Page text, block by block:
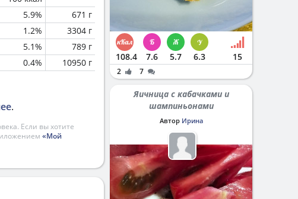
5.9%
671 г
1.2%
3304 г
5.1%
789 г
0.4% 10950 г
.
Если вы хотите
«Мой
108.4 7.6 5.7 6.3 15
2 7
Яичница с кабачками и
шампиньонами
Автор Ирина